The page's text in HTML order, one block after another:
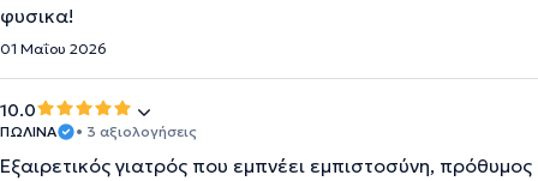
φυσικα!
01 Μαΐου 2026
10.0
ΠΩΛΙΝΑ • 3 αξιολογήσεις
Εξαιρετικός γιατρός που εμπνέει εμπιστοσύνη, πρόθυμος